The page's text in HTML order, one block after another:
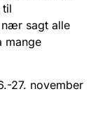
til
nær sagt alle
mange
27. november